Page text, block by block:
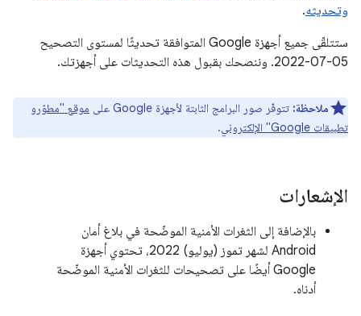
وتحديثه.
ستتلقّى جميع أجهزة Google المتوافقة تحديثًا لمستوى التصحيح
‎2022-07-05. وننصحك بقبول هذه التحديثات على أجهزتك.
ملاحظة: تتوفّر صور البرامج الثابتة لأجهزة Google على
موقع "مطوّرو
تطبيقات Google" الإلكتروني
.
الإشعارات
بالإضافة إلى الثغرات الأمنية الموضّحة في بلاغ أمان
Android لشهر تموز (يوليو) 2022، تحتوي أجهزة
Google أيضًا على تصحيحات للثغرات الأمنية الموضّحة
أدناه.